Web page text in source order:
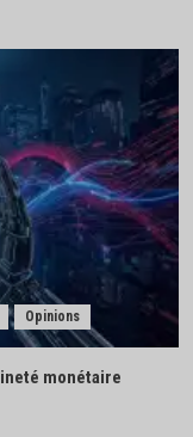
Opinions
monétaire